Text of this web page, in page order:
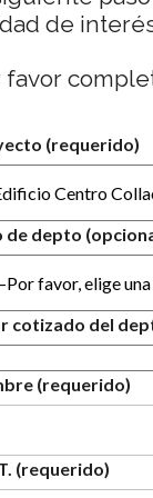
de
favor
(requerido)
de depto
cotizado del
(requerido)
(requerido)